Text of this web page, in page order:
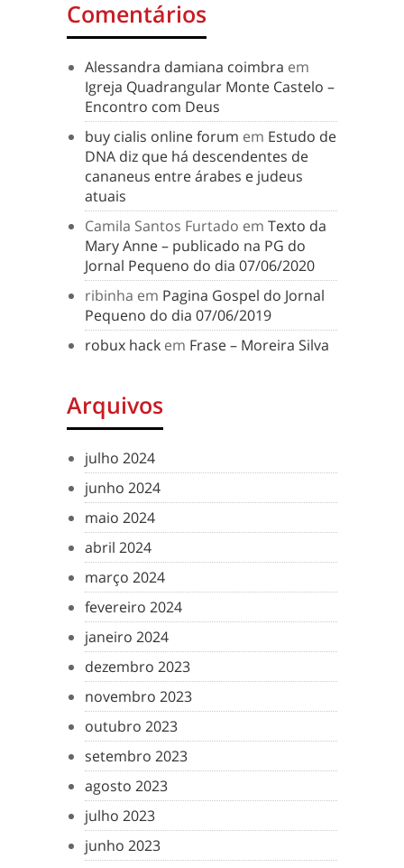
Comentários
Alessandra damiana coimbra em
Igreja Quadrangular Monte Castelo –
Encontro com Deus
buy cialis online forum em Estudo de
DNA diz que há descendentes de
cananeus entre árabes e judeus
atuais
Camila Santos Furtado em Texto da
Mary Anne – publicado na PG do
Jornal Pequeno do dia 07/06/2020
ribinha em Pagina Gospel do Jornal
Pequeno do dia 07/06/2019
robux hack em Frase – Moreira Silva
Arquivos
julho 2024
junho 2024
maio 2024
abril 2024
março 2024
fevereiro 2024
janeiro 2024
dezembro 2023
novembro 2023
outubro 2023
setembro 2023
agosto 2023
julho 2023
junho 2023